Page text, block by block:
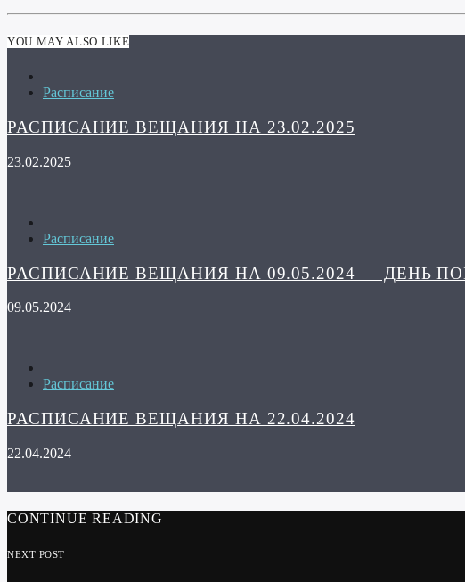
YOU MAY ALSO LIKE
Расписание
РАСПИСАНИЕ ВЕЩАНИЯ НА 23.02.2025
23.02.2025
Расписание
РАСПИСАНИЕ ВЕЩАНИЯ НА 09.05.2024 — ДЕНЬ
09.05.2024
Расписание
РАСПИСАНИЕ ВЕЩАНИЯ НА 22.04.2024
22.04.2024
CONTINUE READING
NEXT POST